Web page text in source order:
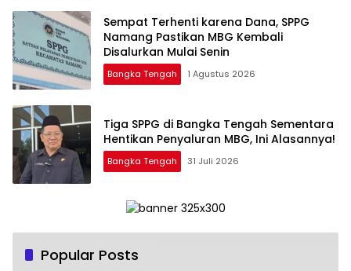
‎Sempat Terhenti karena Dana, SPPG
Namang Pastikan MBG Kembali
Disalurkan Mulai Senin
Bangka Tengah 1 Agustus 2026
‎Tiga SPPG di Bangka Tengah Sementara
Bangka Tengah 31 Juli 2026
Popular Posts